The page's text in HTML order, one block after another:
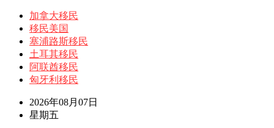
加拿大移民
移民美国
塞浦路斯移民
土耳其移民
阿联酋移民
匈牙利移民
2026年08月07日
星期五